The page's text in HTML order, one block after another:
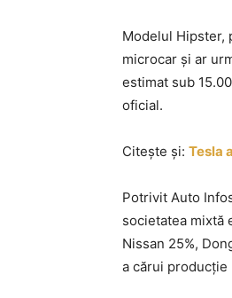
Modelul Hipster,
microcar și ar
estimat sub
oficial.
Citește și: Tesla
Potrivit Auto
societatea mixtă
Nissan 25%,
a cărui producție